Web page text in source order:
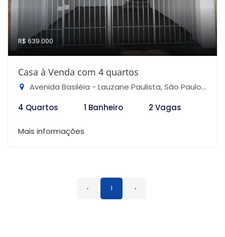
R$ 639.000
Casa à Venda com 4 quartos
Avenida Basiléia - Lauzane Paulista, São Paulo-SP
4 Quartos
1 Banheiro 2 Vagas
Mais informações
‹ 1 ›